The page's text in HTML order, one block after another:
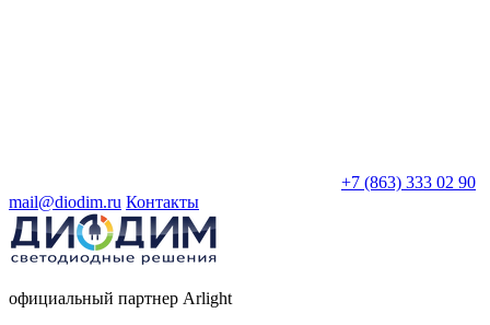
+7 (863) 333 02 90
mail@diodim.ru Контакты
официальный партнер Arlight